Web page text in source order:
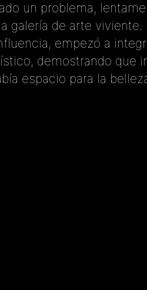
un problema,
galería de arte viviente.
empezó a
demostrando que
espacio para la